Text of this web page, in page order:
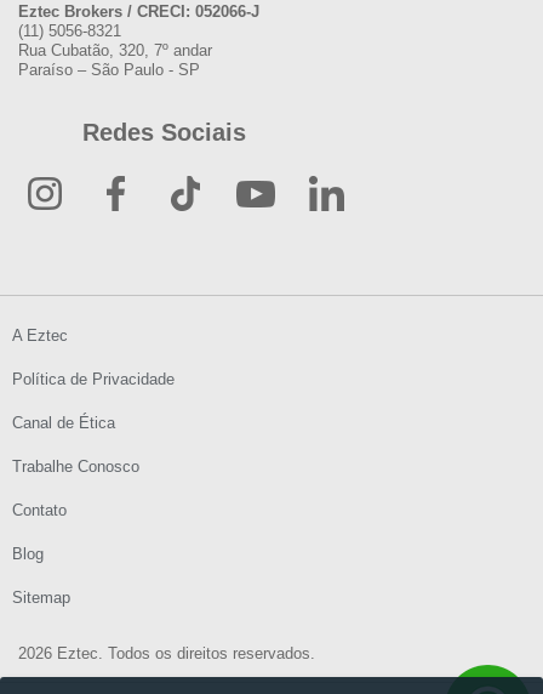
Eztec Brokers / CRECI: 052066-J
(11) 5056-8321
Rua Cubatão, 320, 7º andar
Paraíso – São Paulo - SP
Redes Sociais
2026 Eztec. Todos os direitos reservados.
A Eztec
Política de Privacidade
Canal de Ética
Trabalhe Conosco
Contato
Blog
Sitemap